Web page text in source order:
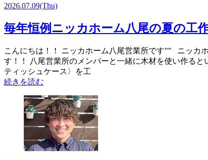
2026.07.09(Thu)
毎年恒例ニッカホーム八尾の夏の工
こんにちは！！ ニッカホーム八尾営業所です”” ニッカ
す！！ 八尾営業所のメンバーと一緒に木材を使い作る
ティッシュケース〉を工
続きを読む